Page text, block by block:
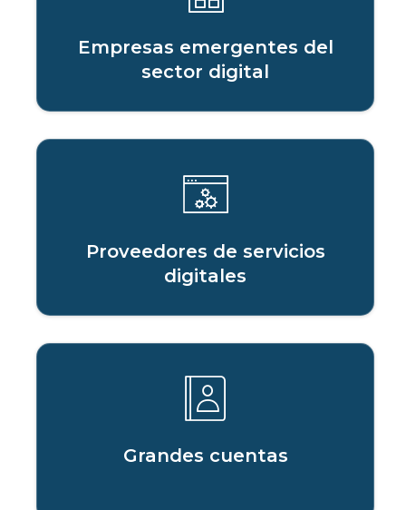
Empresas emergentes del
sector digital
Proveedores de servicios
digitales
Grandes cuentas